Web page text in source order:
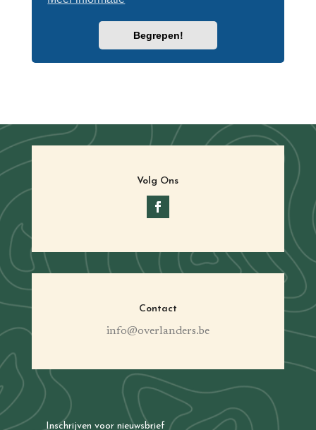
Volg Ons
Contact
info@overlanders.be
Inschrijven voor nieuwsbrief